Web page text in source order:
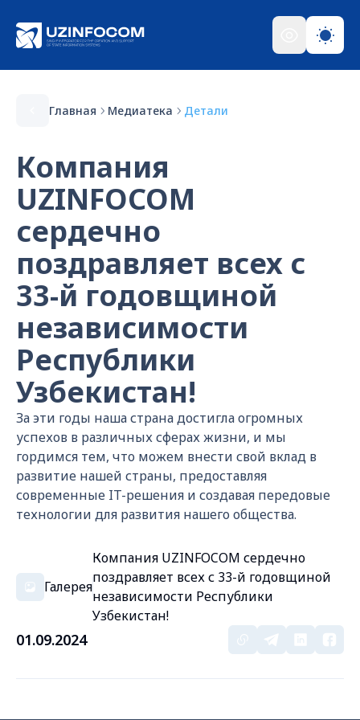
Главная Медиатека Детали
Компания
UZINFOCOM
сердечно
поздравляет всех с
33-й годовщиной
независимости
Республики
Узбекистан!
За эти годы наша страна достигла огромных
успехов в различных сферах жизни, и мы
гордимся тем, что можем внести свой вклад в
развитие нашей страны, предоставляя
современные IT-решения и создавая передовые
технологии для развития нашего общества.
Галерея
Компания UZINFOCOM сердечно
поздравляет всех с 33-й годовщиной
независимости Республики
Узбекистан!
01.09.2024